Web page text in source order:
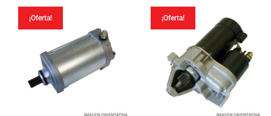
era:
118.39€.
era:
128.72€.
¡Oferta! ¡Oferta!